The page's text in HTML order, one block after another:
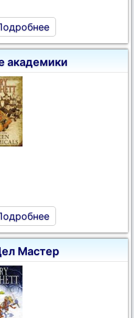
академики
Мастер